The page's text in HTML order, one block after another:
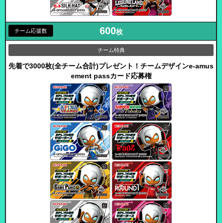
600枚
先着で3000枚(全チーム合計)プレゼント！ チームデザインe-amus
ement passカード応募権